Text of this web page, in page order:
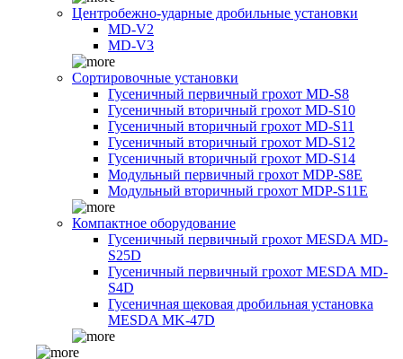
Центробежно-ударные дробильные установки
MD-V2
MD-V3
Сортировочные установки
Гусеничный первичный грохот MD-S8
Гусеничный вторичный грохот MD-S10
Гусеничный вторичный грохот MD-S11
Гусеничный вторичный грохот MD-S12
Гусеничный вторичный грохот MD-S14
Модульный первичный грохот MDP-S8E
Модульный вторичный грохот MDP-S11E
Компактное оборудование
Гусеничный первичный грохот MESDA MD-
S25D
Гусеничный первичный грохот MESDA MD-
S4D
Гусеничная щековая дробильная установка
MESDA MK-47D